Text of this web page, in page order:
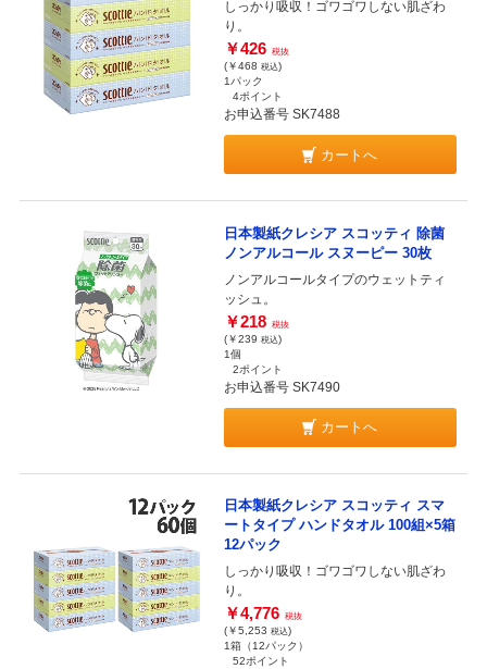
しっかり吸収！ゴワゴワしない肌ざわ
り。
￥426 税抜
(￥468 税込)
1パック
4ポイント
お申込番号 SK7488
カートへ
日本製紙クレシア スコッティ 除菌
ノンアルコール スヌーピー 30枚
ノンアルコールタイプのウェットティ
ッシュ。
￥218 税抜
(￥239 税込)
1個
2ポイント
お申込番号 SK7490
カートへ
日本製紙クレシア スコッティ スマ
ートタイプ ハンドタオル 100組×5箱
12パック
しっかり吸収！ゴワゴワしない肌ざわ
り。
￥4,776 税抜
(￥5,253 税込)
1箱（12パック）
52ポイント